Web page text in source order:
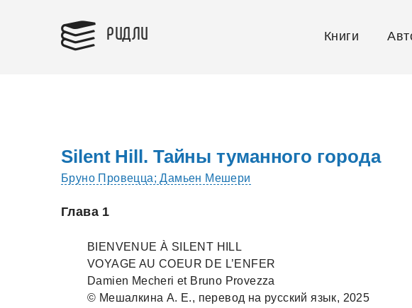
РИДЛИ Книги
Silent Hill. Тайны туманного города
Бруно Провецца; Дамьен Мешери
Глава 1
BIENVENUE À SILENT HILL
VOYAGE AU COEUR DE L’ENFER
Damien Mecheri et Bruno Provezza
© Мешaлкинa А. Е., перевод нa русский язык, 2025